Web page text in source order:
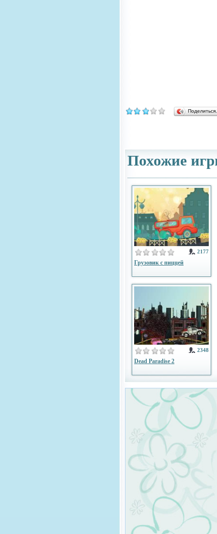
Похожие
2177
Грузовик с пиццей
2348
Dead Paradise 2